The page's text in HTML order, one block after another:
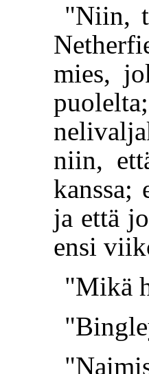
"Niin,
mies,
niin,
kanssa;
ja että
ensi
"Mikä